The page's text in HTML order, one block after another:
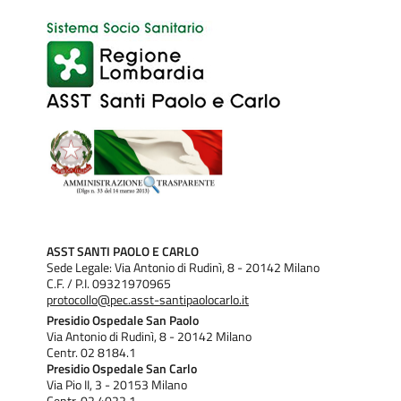
Per informazioni e appuntamento:
santipaolocarlo.it
Numero Unico PUA: 02.8184 5535 LUN- SAB
9:30/15:30
CURE PRIMARIE
Presenza di Medico di Assistenza Primaria incaricato
temporaneo per l’erogazione dei servizi sanitari ai propri
assistiti.
Accesso previo contatto telefonico per una prima
valutazione: n° 116117
Lunedì-Venerdì : 19:00 - 24:00 *
Sabato/Domenica/Festivi : 08:00 - 24:00 *
*ultimo accesso ore 23.30
PSICOLOGO DELLE CURE PRIMARIE
ASST SANTI PAOLO E CARLO
Sede Legale: Via Antonio di Rudinì, 8 - 20142 Milano
C.F. / P.I. 09321970965
protocollo@pec.asst-santipaolocarlo.it
Presidio Ospedale San Paolo
Via Antonio di Rudinì, 8 - 20142 Milano
Centr. 02 8184.1
Presidio Ospedale San Carlo
Via Pio II, 3 - 20153 Milano